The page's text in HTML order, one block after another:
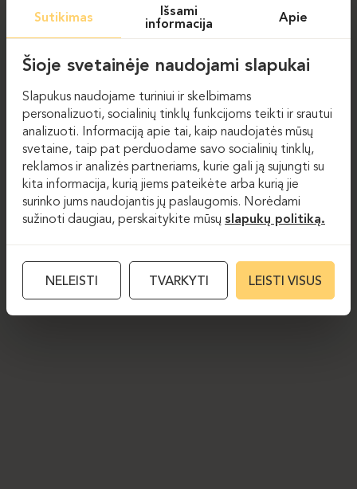
Sutikimas
Išsami
informacija
Apie
Šioje svetainėje naudojami slapukai
Slapukus naudojame turiniui ir skelbimams
personalizuoti, socialinių tinklų funkcijoms teikti ir srautui
analizuoti. Informaciją apie tai, kaip naudojatės mūsų
svetaine, taip pat perduodame savo socialinių tinklų,
reklamos ir analizės partneriams, kurie gali ją sujungti su
kita informacija, kurią jiems pateikėte arba kurią jie
surinko jums naudojantis jų paslaugomis. Norėdami
sužinoti daugiau, perskaitykite mūsų slapukų politiką.
NELEISTI TVARKYTI LEISTI VISUS